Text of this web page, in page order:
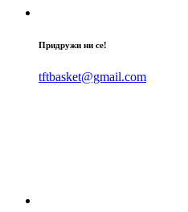
Придружи ни се!
tftbasket@gmail.com